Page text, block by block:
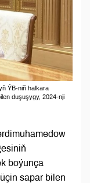
ÝB-niň halkara
duşuşygy, 2024-nji
boýunça
sapar bilen